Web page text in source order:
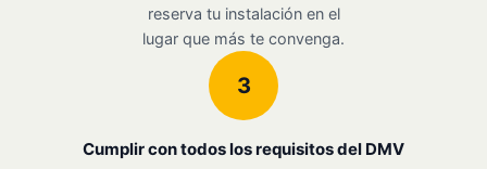
reserva tu instalación en el
lugar que más te convenga.
3
Cumplir con todos los requisitos del DMV